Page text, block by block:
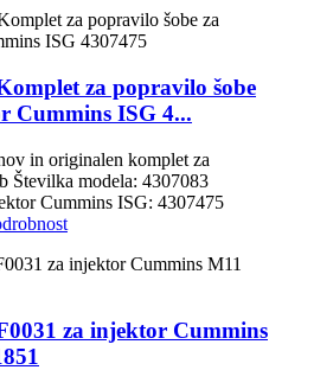
za popravilo šobe
Cummins ISG 4...
in originalen komplet za
Številka modela: 4307083
Cummins ISG: 4307475
za injektor Cummins